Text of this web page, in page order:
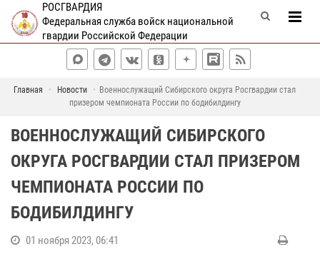
РОСГВАРДИЯ
Федеральная служба войск национальной
гвардии Российской Федерации
Главная Новости
Военнослужащий Сибирского округа Росгвардии стал
призером чемпионата России по бодибилдингу
ВОЕННОСЛУЖАЩИЙ СИБИРСКОГО
ОКРУГА РОСГВАРДИИ СТАЛ ПРИЗЕРОМ
ЧЕМПИОНАТА РОССИИ ПО
БОДИБИЛДИНГУ
01 ноября 2023, 06:41